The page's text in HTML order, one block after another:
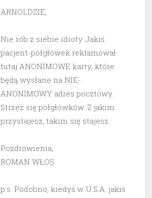
ARNOLDZIE,
Nie rób z siebie idioty. Jakiś
pacjent-półgłówek reklamował
tutaj ANONIMOWE karty, które
będą wysłane na NIE-
ANONIMOWY adres pocztowy.
Strzeż się półgłówków. Z jakim
przystajesz, takim się stajesz.
Pozdrowienia,
ROMAN WŁOS
p.s. Podobno, kiedyś w U.S.A. jakiś